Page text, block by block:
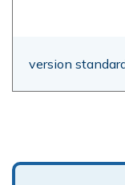
version